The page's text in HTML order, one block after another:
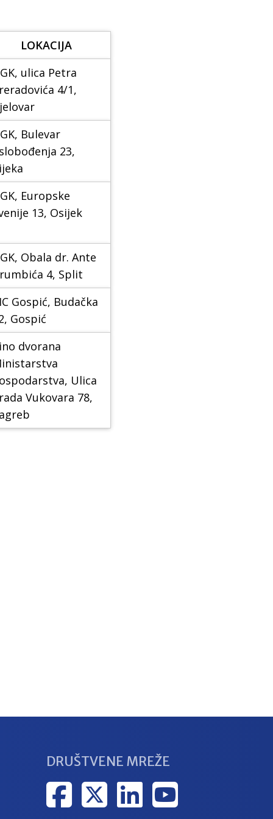
LOKACIJA
ulica Petra
4/1,
Bulevar
23,
Europske
13, Osijek
Obala dr. Ante
4, Split
Gospić, Budačka
Gospić
dvorana
Ulica
Vukovara 78,
DRUŠTVENE MREŽE